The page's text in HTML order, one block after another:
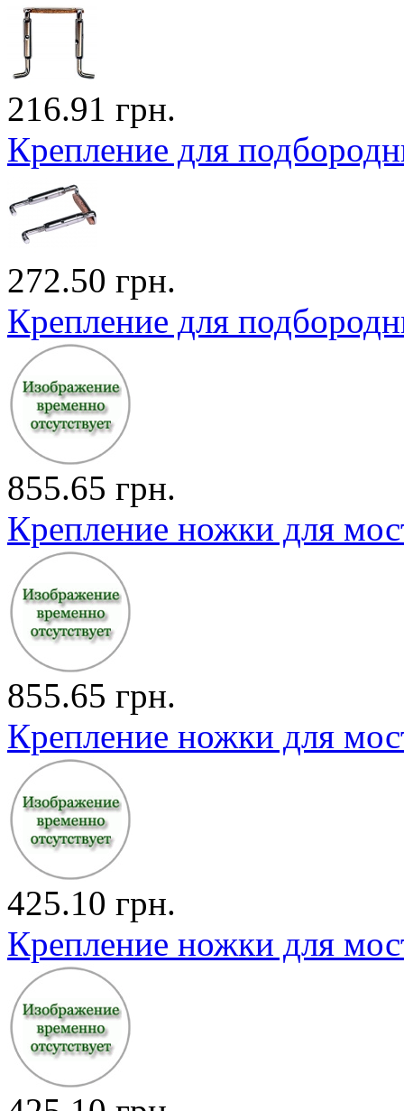
216.91 грн.
Крепление для
272.50 грн.
Крепление для
855.65 грн.
Крепление ножки для
855.65 грн.
Крепление ножки для
425.10 грн.
Крепление ножки для